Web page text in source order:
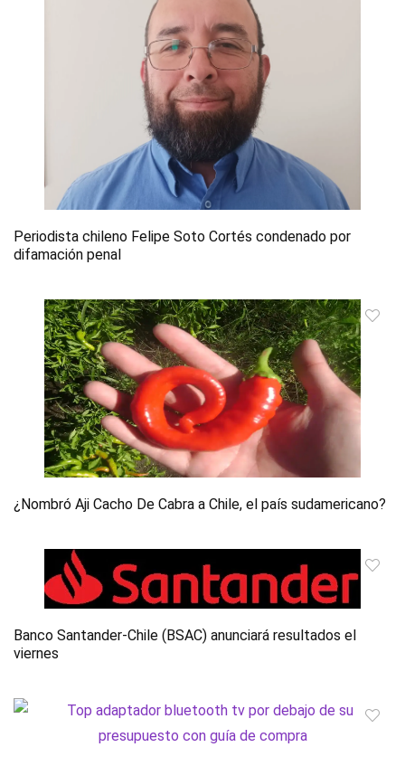
Periodista chileno Felipe Soto Cortés condenado por
difamación penal
¿Nombró Aji Cacho De Cabra a Chile, el país sudamericano?
Banco Santander-Chile (BSAC) anunciará resultados el
viernes